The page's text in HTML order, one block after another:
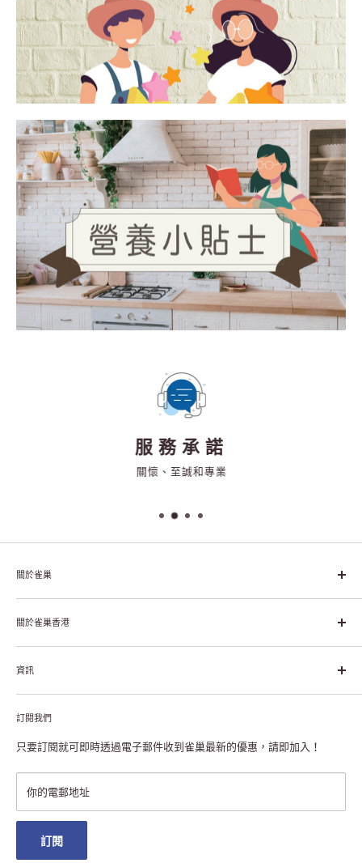
服務承諾
關懷、至誠和專業
關於雀巢
雀巢集團起源於1866年的瑞士，目前是全球領先的「營養、健康、
幸福生活」企業。雀巢的目標是「我們充分發掘食品的力量，提升
關於雀巢香港
關於雀巢香港
雀巢香港創造共享價值
聯絡我們
私隱聲明
註冊NESCAFÉ® Dolce Gusto®咖啡機
資訊
付款及送貨
退貨或更換
常見問題
雀巢會員獎賞
澳門地區送貨
訂閱我們
只要訂閱就可即時透過電子郵件收到雀巢最新的優惠，請即加入！
你的電郵地址
訂閱